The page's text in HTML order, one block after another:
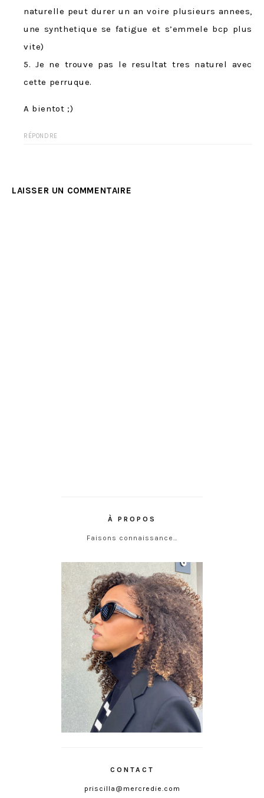
naturelle peut durer un an voire plusieurs annees,
une synthetique se fatigue et s’emmele bcp plus
vite)
5. Je ne trouve pas le resultat tres naturel avec
cette perruque.
A bientot ;)
RÉPONDRE
LAISSER UN COMMENTAIRE
À PROPOS
Faisons connaissance…
CONTACT
priscilla@mercredie.com